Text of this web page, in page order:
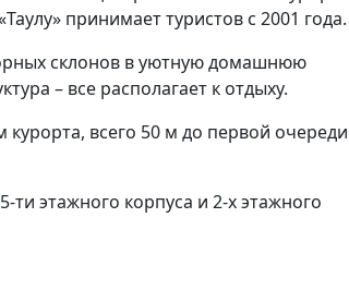
принимает туристов с 2001 года.
склонов в уютную домашнюю
– все располагает к отдыху.
всего 50 м до первой очереди
ти этажного корпуса и 2-х этажного